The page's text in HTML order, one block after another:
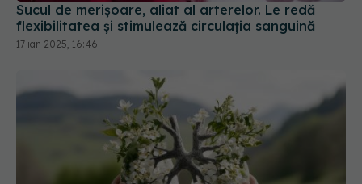
Sucul de merișoare, aliat al arterelor. Le redă
flexibilitatea și stimulează circulația sanguină
17 ian 2025, 16:46